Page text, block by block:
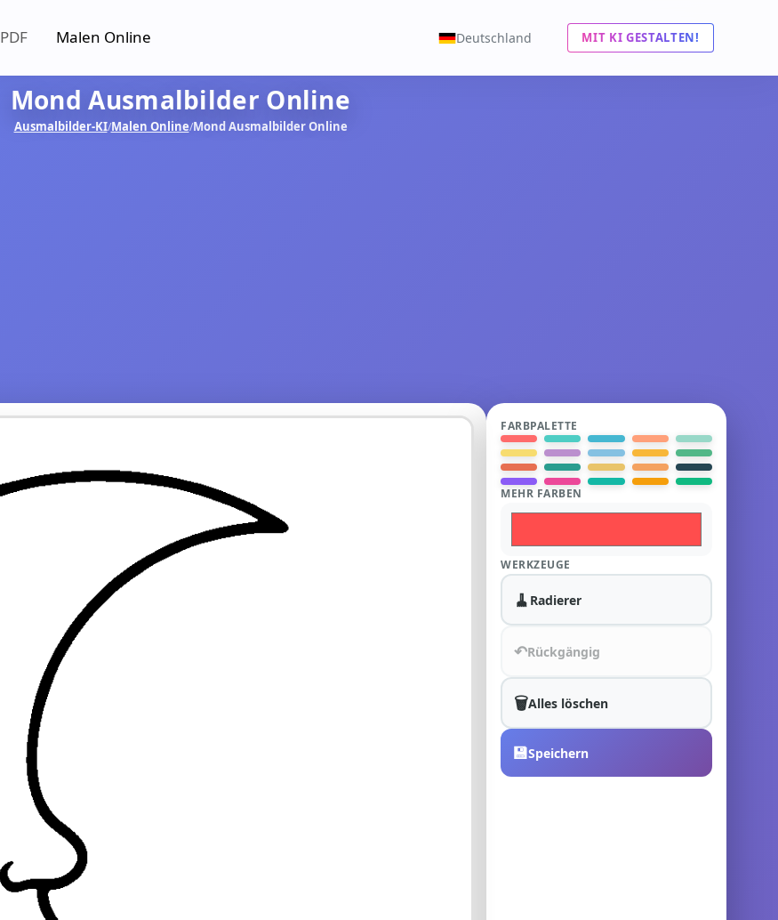
PDF Malen Online Deutschland MIT KI GESTALTEN!
Mond Ausmalbilder Online
Ausmalbilder-KI/Malen Online/Mond Ausmalbilder Online
FARBPALETTE
MEHR FARBEN
WERKZEUGE
🧹 Radierer
↶Rückgängig
🗑️Alles löschen
💾Speichern